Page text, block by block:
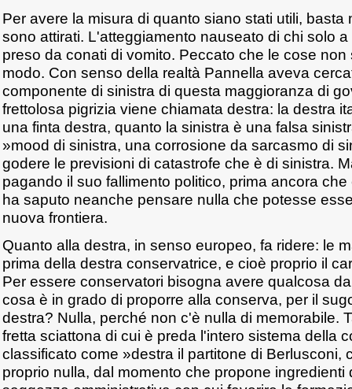
Per avere la misura di quanto siano stati utili, basta
sono attirati. L'atteggiamento nauseato di chi solo
preso da conati di vomito. Peccato che le cose
modo. Con senso della realtà Pannella aveva
componente di sinistra di questa maggioranza di
frettolosa pigrizia viene chiamata destra: la destra
una finta destra, quanto la sinistra è una falsa
»mood di sinistra, una corrosione da sarcasmo di
godere le previsioni di catastrofe che è di sinistra.
pagando il suo fallimento politico, prima ancora
ha saputo neanche pensare nulla che potesse
nuova frontiera.
Quanto alla destra, in senso europeo, fa ridere: le
prima della destra conservatrice, e cioè proprio il
Per essere conservatori bisogna avere qualcosa
cosa è in grado di proporre alla conserva, per il
destra? Nulla, perché non c'è nulla di memorabile.
fretta sciattona di cui è preda l'intero sistema della
classificato come »destra il partitone di Berlusconi,
proprio nulla, dal momento che propone ingredienti